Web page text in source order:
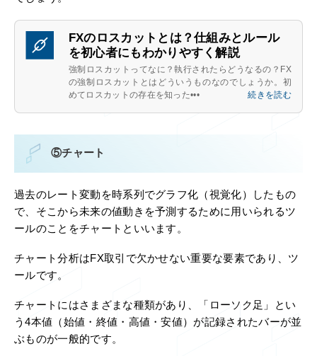
FXのロスカットとは？仕組みとルール
を初心者にもわかりやすく解説
強制ロスカットってなに？執行されたらどうなるの？FX
の強制ロスカットとはどういうものなのでしょうか。初
めてロスカットの存在を知った•••
続きを読む
⑤チャート
過去のレート変動を時系列でグラフ化（視覚化）したもの
で、そこから未来の値動きを予測するために用いられるツ
ールのことをチャートといいます。
チャート分析はFX取引で欠かせない重要な要素であり、ツ
ールです。
チャートにはさまざまな種類があり、「ローソク足」とい
う4本値（始値・終値・高値・安値）が記録されたバーが並
ぶものが一般的です。